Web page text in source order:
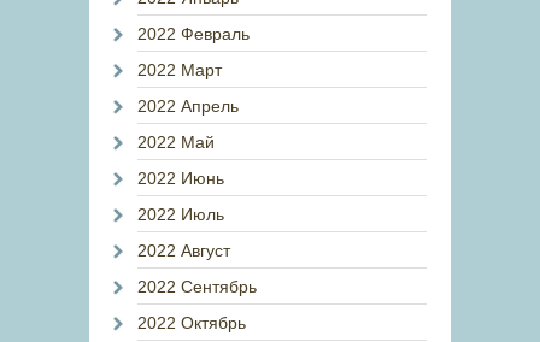
2022 Февраль
2022 Март
2022 Апрель
2022 Май
2022 Июнь
2022 Июль
2022 Август
2022 Сентябрь
2022 Октябрь